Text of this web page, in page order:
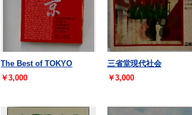
The Best of TOKYO
￥3,000
三省堂現代社会
￥3,000